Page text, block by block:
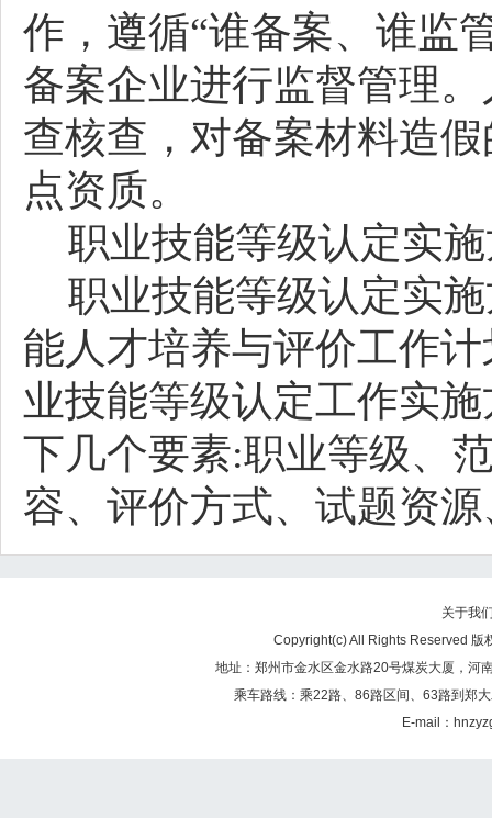
作，遵循“谁备案、谁监
备案企业进行监督管理
查核查，对备案材料造
点资质。
职业技能等级认定实
职业技能等级认定实
能人才培养与评价工作
业技能等级认定工作实
下几个要素:职业等级、
容、评价方式、试题资
关于我
Copyright(c) All Rights Reserved 版
地址：郑州市金水区金水路20号煤炭大厦，河
乘车路线：乘22路、86路区间、63路到郑
E-mail：